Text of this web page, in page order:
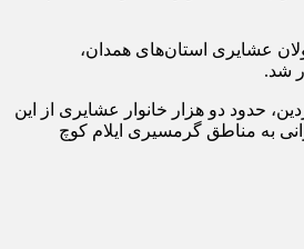
عشایری استان‌های همدان،
شد.
حدود دو هزار خانوار عشایری از این
به مناطق گرمسیری ایلام کوچ